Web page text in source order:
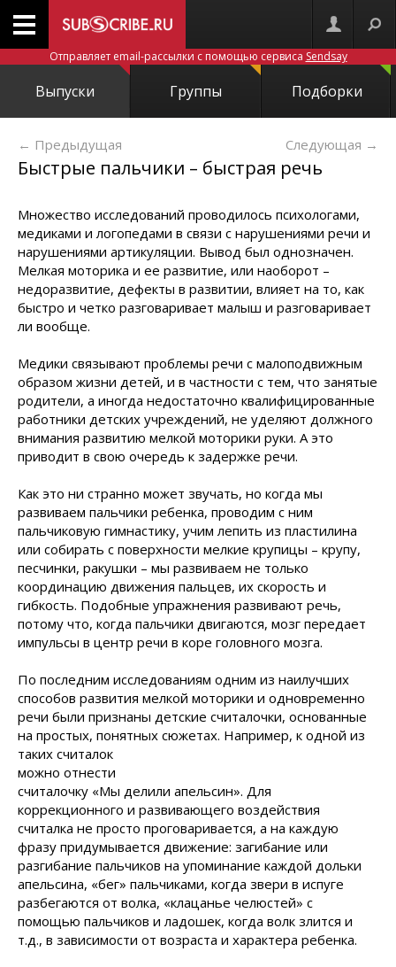
Отправляет email-рассылки с помощью сервиса Sendsay
Выпуски Группы Подборки
← Предыдущая Следующая →
Быстрые пальчики – быстрая речь
Множество исследований проводилось психологами,
медиками и логопедами в связи с нарушениями речи и
нарушениями артикуляции. Вывод был однозначен.
Мелкая моторика и ее развитие, или наоборот –
недоразвитие, дефекты в развитии, влияет на то, как
быстро и четко разговаривает малыш и разговаривает
ли вообще.
Медики связывают проблемы речи с малоподвижным
образом жизни детей, и в частности с тем, что занятые
родители, а иногда недостаточно квалифицированные
работники детских учреждений, не уделяют должного
внимания развитию мелкой моторики руки. А это
приводит в свою очередь к задержке речи.
Как это ни странно может звучать, но когда мы
развиваем пальчики ребенка, проводим с ним
пальчиковую гимнастику, учим лепить из пластилина
или собирать с поверхности мелкие крупицы – крупу,
песчинки, ракушки – мы развиваем не только
координацию движения пальцев, их скорость и
гибкость. Подобные упражнения развивают речь,
потому что, когда пальчики двигаются, мозг передает
импульсы в центр речи в коре головного мозга.
По последним исследованиям одним из наилучших
способов развития мелкой моторики и одновременно
речи были признаны детские считалочки, основанные
на простых, понятных сюжетах. Например, к одной из
таких считалок
можно отнести
считалочку «Мы делили апельсин». Для
коррекционного и развивающего воздействия
считалка не просто проговаривается, а на каждую
фразу придумывается движение: загибание или
разгибание пальчиков на упоминание каждой дольки
апельсина, «бег» пальчиками, когда звери в испуге
разбегаются от волка, «клацанье челюстей» с
помощью пальчиков и ладошек, когда волк злится и
т.д., в зависимости от возраста и характера ребенка.